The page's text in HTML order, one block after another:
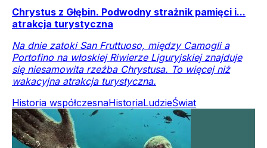
Chrystus z Głębin. Podwodny strażnik pamięci i...
atrakcja turystyczna
Na dnie zatoki San Fruttuoso, między Camogli a
Portofino na włoskiej Riwierze Liguryjskiej znajduje
się niesamowita rzeźba Chrystusa. To więcej niż
wakacyjna atrakcja turystyczna.
Historia współczesnaHistoriaLudzieŚwiat